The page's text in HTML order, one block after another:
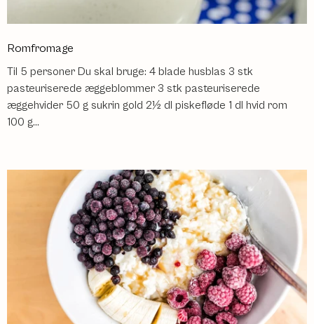
Romfromage
Til 5 personer Du skal bruge: 4 blade husblas 3 stk
pasteuriserede æggeblommer 3 stk pasteuriserede
æggehvider 50 g sukrin gold 2½ dl piskefløde 1 dl hvid rom
100 g...